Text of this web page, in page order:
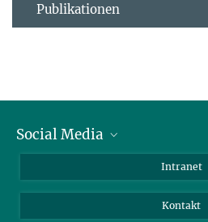
Publikationen
Social Media
Intranet
Kontakt